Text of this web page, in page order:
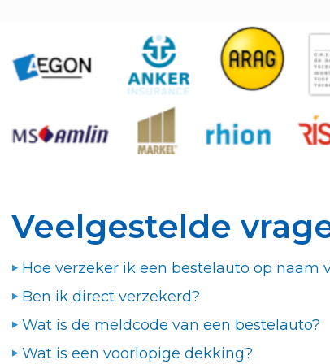
Veelgestelde
Hoe verzeker ik een bestelauto op naam
Ben ik direct verzekerd?
Wat is de meldcode van een bestelauto?
Wat is een voorlopige dekking?